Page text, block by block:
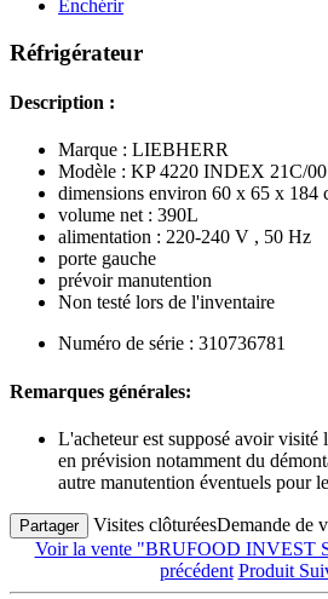
Enchérir
Réfrigérateur
Description :
Marque : LIEBHERR
Modèle : KP 4220 INDEX 21C/
dimensions environ 60 x 65 x 184
volume net : 390L
alimentation : 220-240 V , 50 Hz
porte gauche
prévoir manutention
Non testé lors de l'inventaire
Numéro de série : 310736781
Remarques générales:
L'acheteur est supposé avoir visité
en prévision notamment du
autre manutention éventuels pour
Partager Visites clôturéesDemande de
Voir la vente "BRUFOOD INVEST
précédent Produit